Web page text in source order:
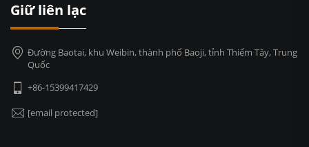
Giữ liên lạc
Đường Baotai, khu Weibin, thành phố Baoji, tỉnh Thiểm Tây, Trung
Quốc
+86-15399417429
[email protected]